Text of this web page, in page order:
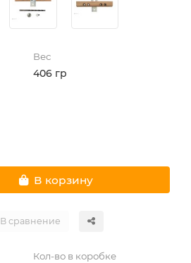
Вес
406 гр
В корзину
В сравнение
Кол-во в коробке